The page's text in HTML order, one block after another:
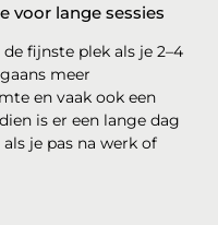
voor lange sessies
fijnste plek als je 2–4
meer
en vaak ook een
is er een lange dag
je pas na werk of